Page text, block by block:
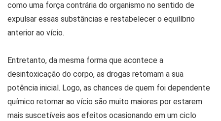
como uma força contrária do organismo no sentido de
expulsar essas substâncias e restabelecer o equilíbrio
anterior ao vício.
Entretanto, da mesma forma que acontece a
desintoxicação do corpo, as drogas retomam a sua
potência inicial. Logo, as chances de quem foi dependente
químico retornar ao vício são muito maiores por estarem
mais suscetíveis aos efeitos ocasionando em um ciclo